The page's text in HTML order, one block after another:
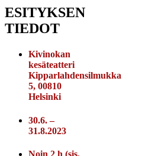
ESITYKSEN
TIEDOT
Kivinokan
kesäteatteri
Kipparlahdensilmukka
5, 00810
Helsinki
30.6. –
31.8.2023
Noin 2 h (sis.